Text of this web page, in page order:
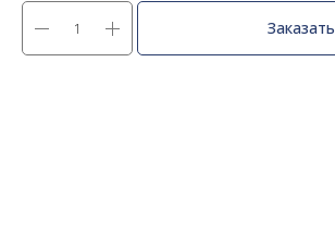
Заказать